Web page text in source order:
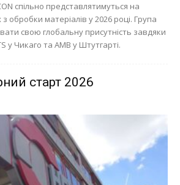
спільно представлятимуться на
обробки матеріалів у 2026 році. Група
свою глобальну присутність завдяки
у Чикаго та AMB у Штутгарті.
старт 2026